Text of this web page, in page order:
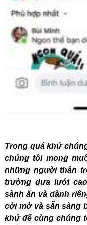
Trong quá khứ
chúng tôi mong
những người thân
trường dưa lưới
sành ăn và dành
cởi mở và sẵn sàng
khứ để cùng chúng